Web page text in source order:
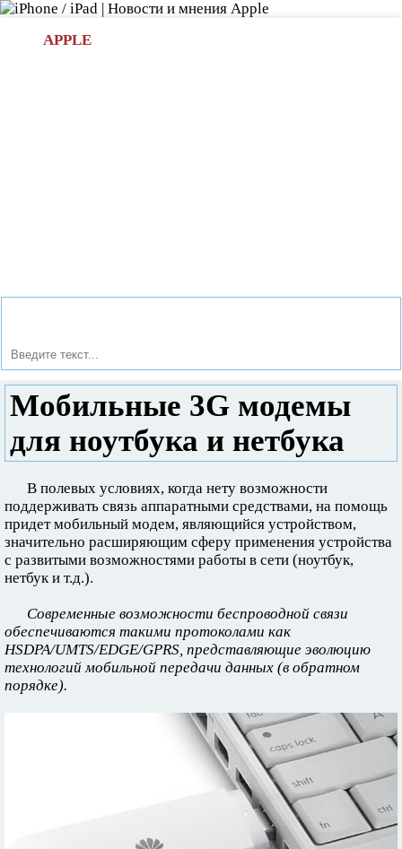
APPLE
Мобильные 3G модемы
для ноутбука и нетбука
В полевых условиях, когда нету возможности
поддерживать связь аппаратными средствами, на помощь
придет мобильный модем, являющийся устройством,
значительно расширяющим сферу применения устройства
с развитыми возможностями работы в сети (ноутбук,
нетбук и т.д.).
Современные возможности беспроводной связи
обеспечиваются такими протоколами как
HSDPA/UMTS/EDGE/GPRS, представляющие эволюцию
технологий мобильной передачи данных (в обратном
порядке).